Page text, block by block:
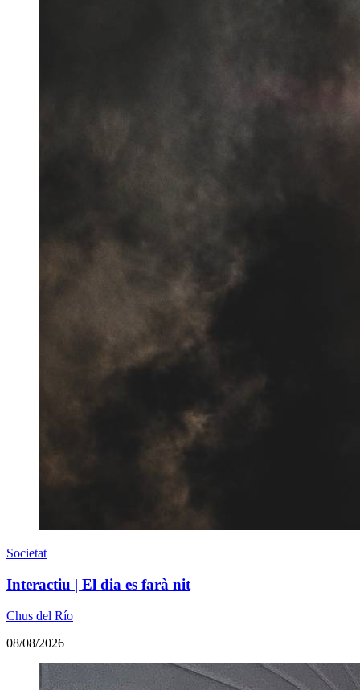
Societat
Interactiu | El dia es farà nit
Chus del Río
08/08/2026